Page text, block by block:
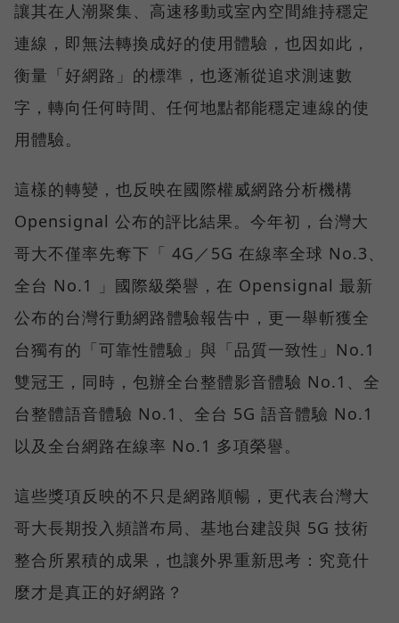
讓其在人潮聚集、高速移動或室內空間維持穩定
連線，即無法轉換成好的使用體驗，也因如此，
衡量「好網路」的標準，也逐漸從追求測速數
字，轉向任何時間、任何地點都能穩定連線的使
用體驗。
這樣的轉變，也反映在國際權威網路分析機構
Opensignal 公布的評比結果。今年初，台灣大
哥大不僅率先奪下「 4G／5G 在線率全球 No.3、
全台 No.1 」國際級榮譽，在 Opensignal 最新
公布的台灣行動網路體驗報告中，更一舉斬獲全
台獨有的「可靠性體驗」與「品質一致性」No.1
雙冠王，同時，包辦全台整體影音體驗 No.1、全
台整體語音體驗 No.1、全台 5G 語音體驗 No.1
以及全台網路在線率 No.1 多項榮譽。
這些獎項反映的不只是網路順暢，更代表台灣大
哥大長期投入頻譜布局、基地台建設與 5G 技術
整合所累積的成果，也讓外界重新思考：究竟什
麼才是真正的好網路？